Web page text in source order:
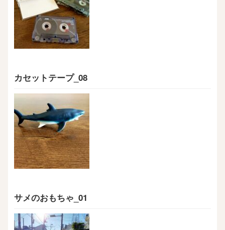
カセットテープ_08
サメのおもちゃ_01